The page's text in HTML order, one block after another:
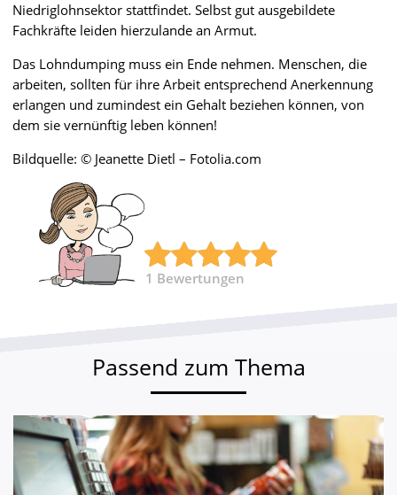
Niedriglohnsektor stattfindet. Selbst gut ausgebildete
Fachkräfte leiden hierzulande an Armut.
Das Lohndumping muss ein Ende nehmen. Menschen, die
arbeiten, sollten für ihre Arbeit entsprechend Anerkennung
erlangen und zumindest ein Gehalt beziehen können, von
dem sie vernünftig leben können!
Bildquelle: © Jeanette Dietl – Fotolia.com
1 Bewertungen
Passend zum Thema